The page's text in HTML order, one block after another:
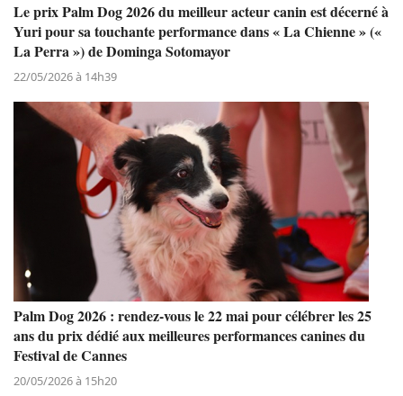
Le prix Palm Dog 2026 du meilleur acteur canin est décerné à
Yuri pour sa touchante performance dans « La Chienne » («
La Perra ») de Dominga Sotomayor
22/05/2026 à 14h39
Palm Dog 2026 : rendez-vous le 22 mai pour célébrer les 25
ans du prix dédié aux meilleures performances canines du
Festival de Cannes
20/05/2026 à 15h20